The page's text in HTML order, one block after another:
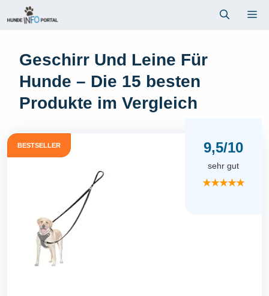
Inhalt
Geschirr Und Leine Für
Hunde – Die 15 besten
Produkte im Vergleich
BESTSELLER 9,5/10
sehr gut
★★★★★